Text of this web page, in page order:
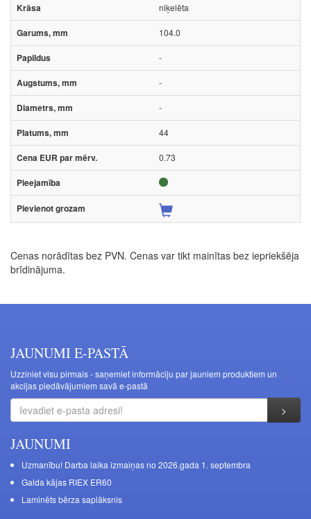
niķelēta
104.0
-
-
-
44
0.73
Cenas norādītas bez PVN. Cenas var tikt mainītas bez iepriekšēja
brīdinājuma.
JAUNUMI E-PASTĀ
Uzziniet visu pirmais - saņemiet informāciju par jauniem produktiem un
akcijas piedāvājumiem savā e-pastā
JAUNUMI
Uzmanību! Darba laika izmaiņas no 2026.gada 1. septembra
Galda kājas RIEX ER60
Laminēts bērza saplāksnis